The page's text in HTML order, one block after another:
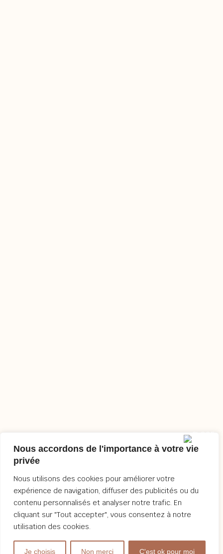
Nous accordons de l'importance à votre vie
privée
Nous utilisons des cookies pour améliorer votre
expérience de navigation, diffuser des publicités ou du
contenu personnalisés et analyser notre trafic. En
cliquant sur "Tout accepter", vous consentez à notre
utilisation des cookies.
Je choisis Non merci C'est ok pour moi